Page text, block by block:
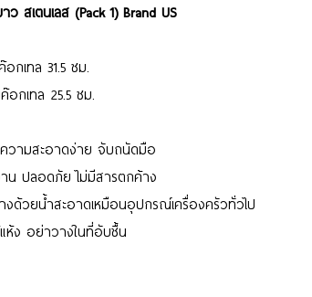
สเตนเลส (Pack 1) Brand US
กเทล 31.5 ซม.
อกเทล 25.5 ซม.
วามสะอาดง่าย จับถนัดมือ
น ปลอดภัย ไม่มีสารตกค้าง
ด้วยน้ำสะอาดเหมือนอุปกรณ์เครื่องครัวทั่วไป
ห้ง อย่าวางในที่อับชื้น